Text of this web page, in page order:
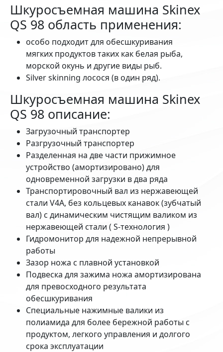
Шкуросъемная машина Skinex
QS 98 область применения:
особо подходит для обесшкуривания
мягких продуктов таких как белая рыба,
морской окунь и другие виды рыб.
Silver skinning лосося (в один ряд).
Шкуросъемная машина Skinex
QS 98 описание:
Загрузочный транспортер
Разгрузочный транспортер
Разделенная на две части прижимное
устройство (амортизировано) для
одновременной загрузки в два ряда
Транспортировочный вал из нержавеющей
стали V4A, без кольцевых канавок (зубчатый
вал) с динамическим чистящим валиком из
нержавеющей стали ( S-технология )
Гидромонитор для надежной непрерывной
работы
Зазор ножа с плавной установкой
Подвеска для зажима ножа амортизирована
для превосходного результата
обесшкуривания
Специальные нажимные валики из
полиамида для более бережной работы с
продуктом, легкого управления и долгого
срока эксплуатации